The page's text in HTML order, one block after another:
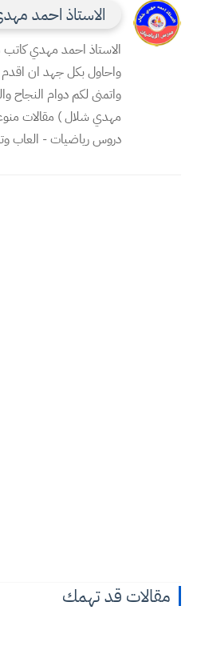
الاستاذ احمد
الاستاذ احمد مهدي كاتب
واحاول بكل جهد ان
واتمنى لكم دوام النجاح
مهدي شلال ) مقالات
دروس رياضيات - العاب
مقالات قد تهمك